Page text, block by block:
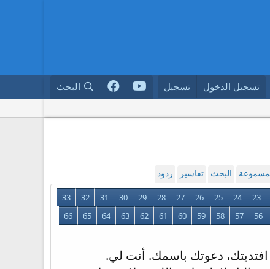
تسجيل الدخول تسجيل البحث
البحث تفاسير ردود
23
24
25
26
27
28
29
30
31
32
33
56
57
58
59
60
61
62
63
64
65
66
افتديتك، دعوتك باسمك. أنت لي.